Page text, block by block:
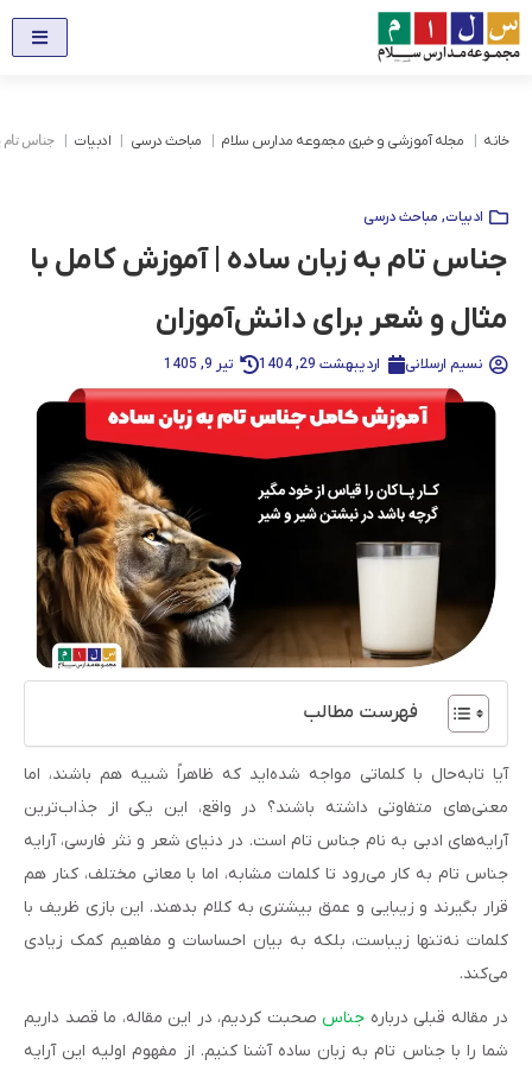
خانه مجله آموزشی و خبری مجموعه مدارس سلام مباحث درسی ادبیات جناس تام
ادبیات, مباحث درسی
جناس تام به زبان ساده | آموزش کامل با
مثال و شعر برای دانش‌آموزان
نسیم ارسلانی اردیبهشت 29, 1404 تیر 9, 1405
فهرست مطالب
آیا تابه‌حال با کلماتی مواجه شده‌اید که ظاهراً شبیه هم باشند، اما
معنی‌های متفاوتی داشته باشند؟ در واقع، این یکی از جذاب‌ترین
آرایه‌های ادبی به نام جناس تام است. در دنیای شعر و نثر فارسی، آرایه
جناس تام به کار می‌رود تا کلمات مشابه، اما با معانی مختلف، کنار هم
قرار بگیرند و زیبایی و عمق بیشتری به کلام بدهند. این بازی ظریف با
کلمات نه‌تنها زیباست، بلکه به بیان احساسات و مفاهیم کمک زیادی
می‌کند.
در مقاله قبلی درباره جناس صحبت کردیم، در این مقاله، ما قصد داریم
شما را با جناس تام به زبان ساده آشنا کنیم. از مفهوم اولیه این آرایه